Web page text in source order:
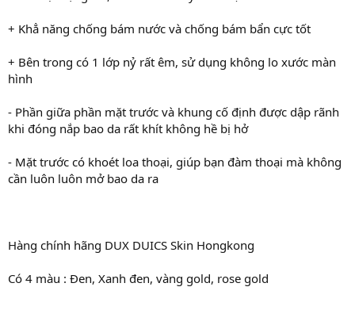
+ Khẳ năng chống bám nước và chống bám bẩn cực tốt
+ Bên trong có 1 lớp nỷ rất êm, sử dụng không lo xước màn
hình
- Phần giữa phần mặt trước và khung cố định được dập rãnh
khi đóng nắp bao da rất khít không hề bị hở
- Mặt trước có khoét loa thoại, giúp bạn đàm thoại mà không
cần luôn luôn mở bao da ra
Hàng chính hãng DUX DUICS Skin Hongkong
Có 4 màu : Đen, Xanh đen, vàng gold, rose gold